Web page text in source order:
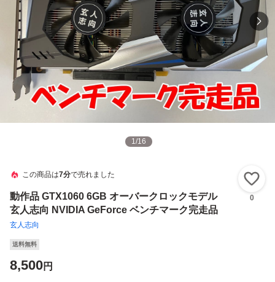
1/16
この商品は7分で売れました
動作品 GTX1060 6GB オーバークロックモデル
玄人志向 NVIDIA GeForce ベンチマーク完走品
玄人志向
0
送料無料
8,500円